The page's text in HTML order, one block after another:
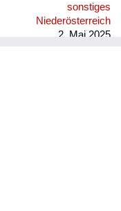
sonstiges
Niederösterreich
2. Mai 2025